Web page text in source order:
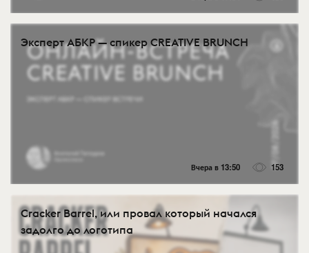
Эксперт АБКР — спикер CREATIVE BRUNCH
Вчера в 13:50 153
Cracker Barrel, или провал который начался
задолго до логотипа